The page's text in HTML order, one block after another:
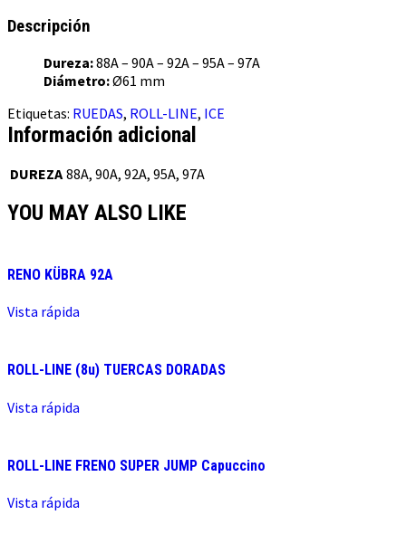
Descripción
Dureza:88A – 90A – 92A – 95A – 97A
Diámetro:Ø61 mm
Etiquetas: RUEDAS, ROLL-LINE, ICE
Información adicional
DUREZA 88A, 90A, 92A, 95A, 97A
YOU MAY ALSO LIKE
RENO KÜBRA 92A
Vista rápida
ROLL-LINE (8u) TUERCAS DORADAS
Vista rápida
ROLL-LINE FRENO SUPER JUMP Capuccino
Vista rápida